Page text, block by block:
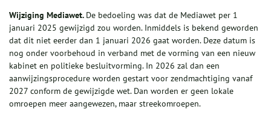
Wijziging Mediawet. De bedoeling was dat de Mediawet per 1
januari 2025 gewijzigd zou worden. Inmiddels is bekend geworden
dat dit niet eerder dan 1 januari 2026 gaat worden. Deze datum is
nog onder voorbehoud in verband met de vorming van een nieuw
kabinet en politieke besluitvorming. In 2026 zal dan een
aanwijzingsprocedure worden gestart voor zendmachtiging vanaf
2027 conform de gewijzigde wet. Dan worden er geen lokale
omroepen meer aangewezen, maar streekomroepen.